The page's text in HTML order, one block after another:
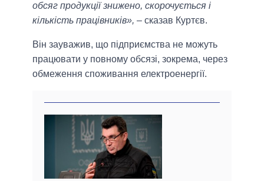
обсяг продукції знижено, скорочується і
кількість працівників», – сказав Куртєв.
Він зауважив, що підприємства не можуть
працювати у повному обсязі, зокрема, через
обмеження споживання електроенергії.